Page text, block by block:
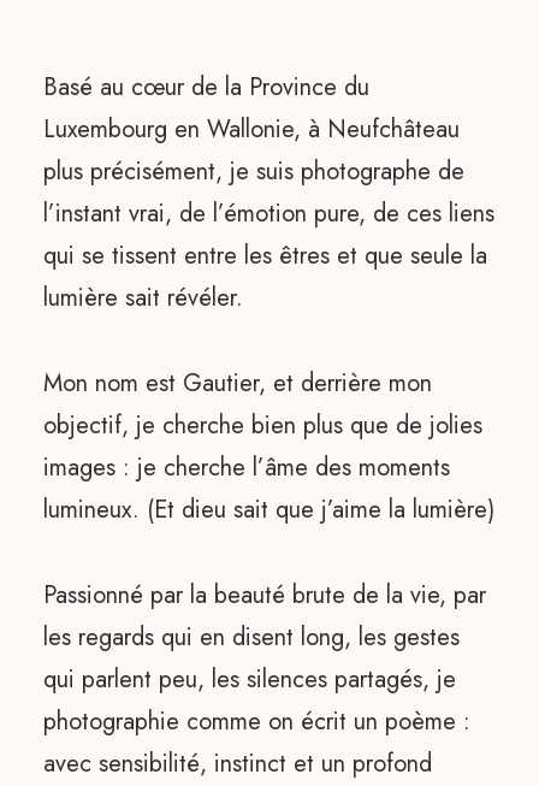
Basé au cœur de la Province du
Luxembourg en Wallonie, à Neufchâteau
plus précisément, je suis photographe de
l’instant vrai, de l’émotion pure, de ces liens
qui se tissent entre les êtres et que seule la
lumière sait révéler.
Mon nom est Gautier, et derrière mon
objectif, je cherche bien plus que de jolies
images : je cherche l’âme des moments
lumineux. (Et dieu sait que j’aime la lumière)
Passionné par la beauté brute de la vie, par
les regards qui en disent long, les gestes
qui parlent peu, les silences partagés, je
photographie comme on écrit un poème :
avec sensibilité, instinct et un profond